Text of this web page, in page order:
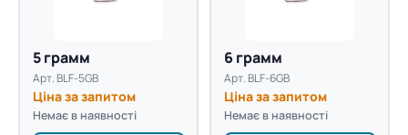
5 грамм
Арт. BLF-5GB
Ціна за запитом
Немає в наявності
6 грамм
Арт. BLF-6GB
Ціна за запитом
Немає в наявності